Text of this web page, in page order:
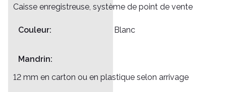
Caisse enregistreuse, système de point de vente
Couleur: Blanc
Mandrin:
12 mm en carton ou en plastique selon arrivage